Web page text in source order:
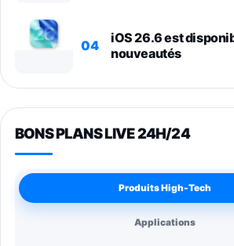
04
iOS 26.6 est
nouveautés
BONS PLANS LIVE 24H/24
Produits High-Tech
Applications